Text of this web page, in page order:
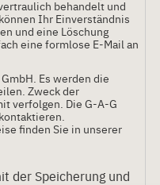
behandelt und
Ihr Einverständnis
und eine Löschung
eine formlose E-Mail an
Es werden die
Zweck der
verfolgen. Die G-A-G
finden Sie in unserer
der Speicherung und